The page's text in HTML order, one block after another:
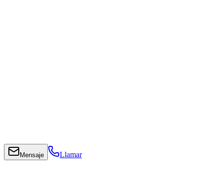
Mensaje Llamar